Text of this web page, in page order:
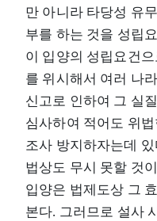
만 아니라 타당성 유
부를 하는 것을 성립
이 입양의 성립요건
를 위시해서 여러 나
신고로 인하여 그 실
심사하여 적어도 위
조사 방지하자는데
법상도 무시 못할 것
입양은 법제도상 그
본다. 그러므로 설사